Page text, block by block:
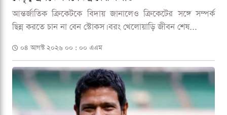
আন্তর্জাতিক ক্রিকেটকে বিদায় জানালেও ক্রিকেটের সঙ্গে সম্পর্ক
ছিন্ন করতে চান না বেন স্টোকস। বরং খেলোয়াড়ি জীবন শেষ...
০৪ আগস্ট ২০২৬ ০০ : ০০ এএম